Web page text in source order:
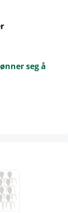
seg å